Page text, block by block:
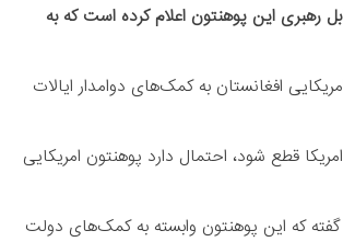
رهبری این پوهنتون اعلام کرده است که به
افغانستان به کمک‌های دوامدار ایالات
قطع شود، احتمال دارد پوهنتون امریکایی
که این پوهنتون وابسته به کمک‌های دولت